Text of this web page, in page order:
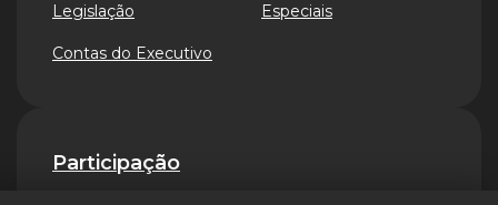
Legislação
Contas do Executivo
Especiais
Participação